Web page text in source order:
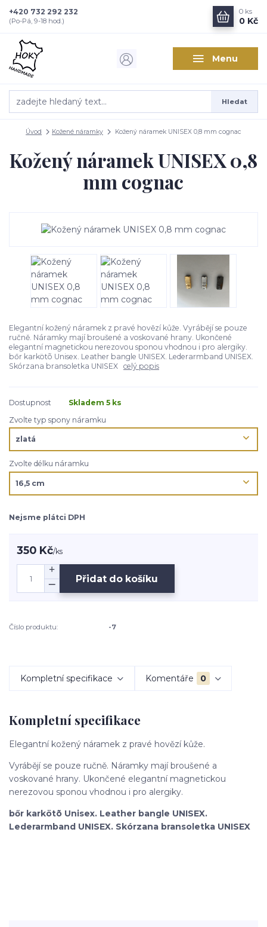
Menu
Hledat
+420 732 292 232
(Po-Pá, 9-18 hod.)
0 ks
0 Kč
Úvod Kožené náramky Kožený náramek UNISEX 0,8 mm cognac
Kožený náramek UNISEX 0,8
mm cognac
Elegantní kožený náramek z pravé hovězí kůže. Vyrábějí se pouze
ručně. Náramky mají broušené a voskované hrany. Ukončené
elegantní magnetickou nerezovou sponou vhodnou i pro alergiky.
bőr karkötõ Unisex. Leather bangle UNISEX. Lederarmband UNISEX.
Skórzana bransoletka UNISEX celý popis
Dostupnost
Skladem 5 ks
Zvolte typ spony náramku
Zvolte délku náramku
Nejsme plátci DPH
350 Kč/ks
Přidat do košíku
Číslo produktu: -7
Kompletní specifikace Komentáře 0
Kompletní specifikace
Elegantní kožený náramek z pravé hovězí kůže.
Vyrábějí se pouze ručně. Náramky mají broušené a
voskované hrany. Ukončené elegantní magnetickou
nerezovou sponou vhodnou i pro alergiky.
bőr karkötõ Unisex. Leather bangle UNISEX.
Lederarmband UNISEX. Skórzana bransoletka UNISEX